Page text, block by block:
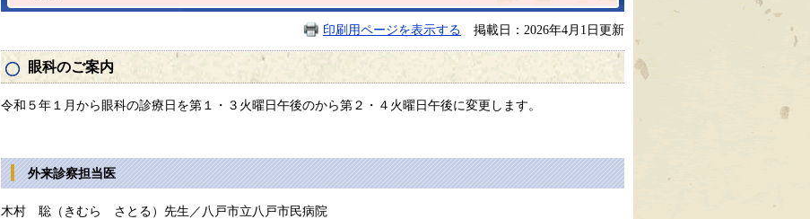
印刷用ページを表示する 掲載日：2026年4月1日更新
眼科のご案内
令和５年１月から眼科の診療日を第１・３火曜日午後のから第２・４火曜日午後に変更します。
外来診察担当医
木村 聡（きむら さとる）先生／八戸市立八戸市民病院